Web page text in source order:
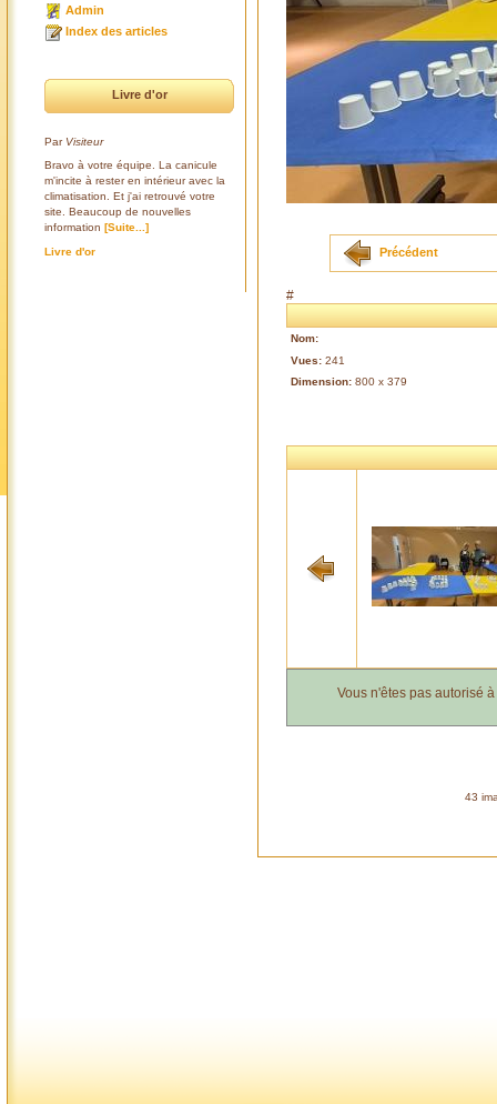
Admin
Index des articles
Livre d'or
Par Visiteur
Bravo à votre équipe. La canicule
m'incite à rester en intérieur avec la
climatisation. Et j'ai retrouvé votre
site. Beaucoup de nouvelles
information [Suite...]
Livre d'or
Précédent
#
Nom:
Vues: 241
Dimension: 800 x 379
Vous n'êtes pas autorisé
43